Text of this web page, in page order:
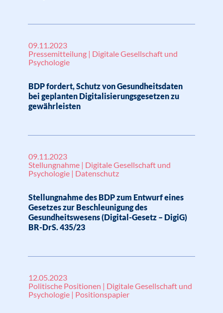
09.11.2023
Pressemitteilung | Digitale Gesellschaft und
Psychologie
BDP fordert, Schutz von Gesundheitsdaten
bei geplanten Digitalisierungsgesetzen zu
gewährleisten
09.11.2023
Stellungnahme | Digitale Gesellschaft und
Psychologie | Datenschutz
Stellungnahme des BDP zum Entwurf eines
Gesetzes zur Beschleunigung des
Gesundheitswesens (Digital-Gesetz – DigiG)
BR-DrS. 435/23
12.05.2023
Politische Positionen | Digitale Gesellschaft und
Psychologie | Positionspapier